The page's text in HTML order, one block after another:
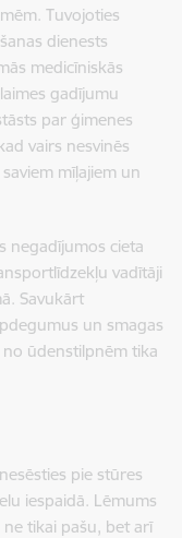
Tuvojoties
dienests
medicīniskās
gadījumu
par ģimenes
vairs nesvinēs
mīļajiem un
negadījumos cieta
vadītāji
Savukārt
un smagas
ūdenstilpnēm tika
pie stūres
iespaidā. Lēmums
tikai pašu, bet arī